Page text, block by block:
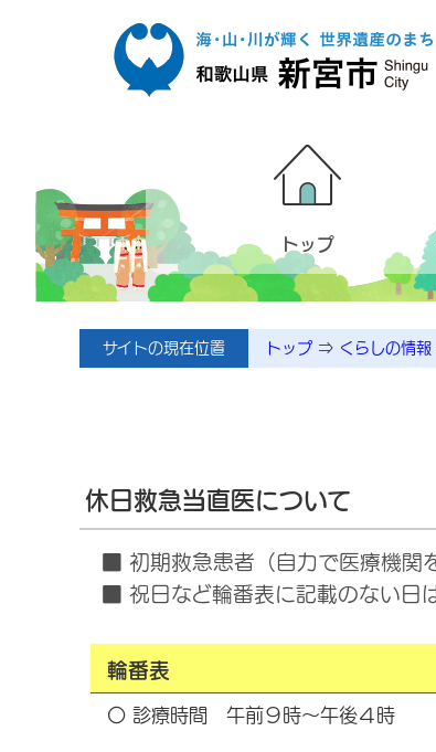
トップ
サイトの現在位置 トップ ⇒ くらしの情報
休日救急当直医について
■ 初期救急患者（自力で医療機関
■ 祝日など輪番表に記載のない日
輪番表
〇 診療時間 午前９時～午後４時